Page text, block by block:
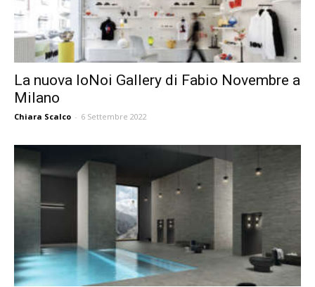
La nuova IoNoi Gallery di Fabio Novembre a
Milano
Chiara Scalco - 6 Settembre 2022